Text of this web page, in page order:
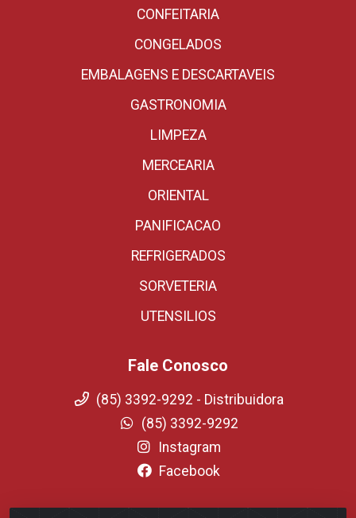
CONFEITARIA
CONGELADOS
EMBALAGENS E DESCARTAVEIS
GASTRONOMIA
LIMPEZA
MERCEARIA
ORIENTAL
PANIFICACAO
REFRIGERADOS
SORVETERIA
UTENSILIOS
Fale Conosco
(85) 3392-9292 - Distribuidora
(85) 3392-9292
Instagram
Facebook